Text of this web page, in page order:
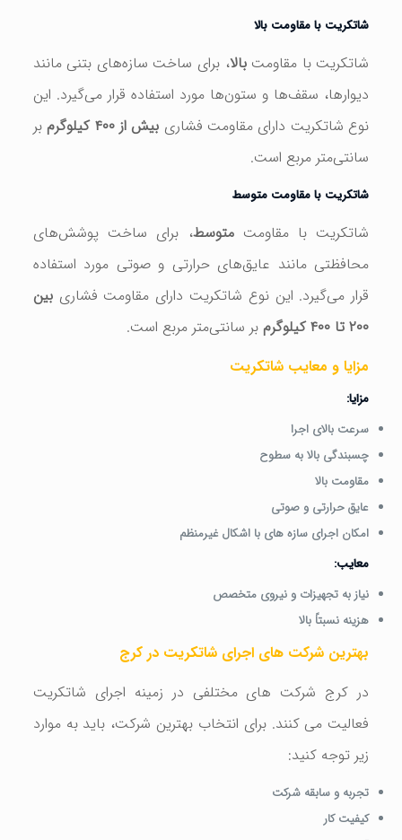
شاتکریت با مقاومت بالا
شاتکریت با مقاومتبالا، برای ساخت سازه‌های بتنی مانند
دیوارها، سقف‌ها و ستون‌ها مورد استفاده قرار می‌گیرد. این
نوع شاتکریت دارای مقاومت فشاری بیش از ۴۰۰ کیلوگرم
بر
سانتی‌متر مربع است.
شاتکریت با مقاومت متوسط
شاتکریت با مقاومتمتوسط، برای ساخت پوشش‌های
محافظتی مانند عایق‌های حرارتی و صوتی مورد استفاده
قرار می‌گیرد. این نوع شاتکریت دارای مقاومت فشاری بین
۲۰۰ تا ۴۰۰ کیلوگرم
بر سانتی‌متر مربع است.
مزایا و معایب شاتکریت
مزایا:
سرعت بالای اجرا
چسبندگی بالا به سطوح
مقاومت بالا
عایق حرارتی و صوتی
امکان اجرای سازه های با اشکال غیرمنظم
معایب:
نیاز به تجهیزات و نیروی متخصص
هزینه نسبتاً بالا
بهترین شرکت های اجرای شاتکریت در کرج
در کرج شرکت های مختلفی در زمینه اجرای شاتکریت
فعالیت می کنند. برای انتخاب بهترین شرکت، باید به موارد
زیر توجه کنید:
تجربه و سابقه شرکت
کیفیت کار